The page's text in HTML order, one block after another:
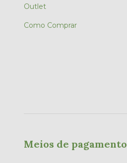
Outlet
Como Comprar
Meios de pagamento